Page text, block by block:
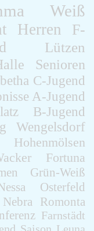
Weiß
Herren
F-
Lützen
Senioren
C-Jugend
A-Jugend
B-Jugend
Wengelsdorf
Hohenmölsen
Fortuna
Grün-Weiß
Osterfeld
Nebra
Romonta
Farnstädt